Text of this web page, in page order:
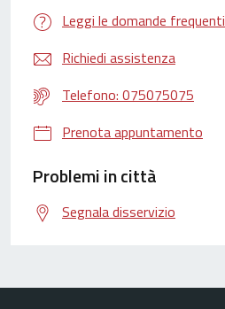
Leggi le domande frequenti
Richiedi assistenza
Telefono: 075075075
Prenota appuntamento
Problemi in città
Segnala disservizio